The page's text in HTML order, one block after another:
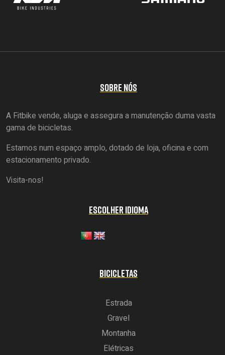
SOBRE NÓS
A Fitbike vende, aluga e assegura a manutenção duma vasta
gama de bicicletas.
Estamos num espaço amplo, dotado de loja, oficina e com
estacionamento privado.
Visita-nos!
ESCOLHER IDIOMA
BICICLETAS
Estrada
Gravel
Montanha
Elétricas